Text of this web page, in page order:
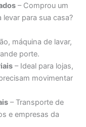
– Comprou um
para sua casa?
máquina de lavar,
porte.
– Ideal para lojas,
movimentar
– Transporte de
e empresas da